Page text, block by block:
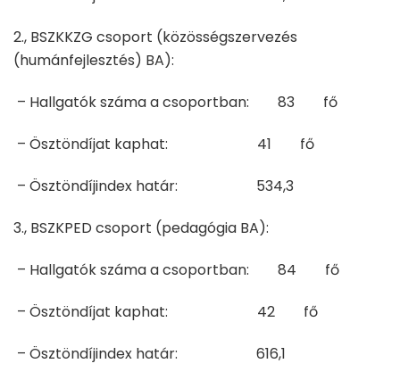
2., BSZKKZG csoport (közösségszervezés
(humánfejlesztés) BA):
– Hallgatók száma a csoportban: 83 fő
– Ösztöndíjat kaphat: 41 fő
– Ösztöndíjindex határ: 534,3
3., BSZKPED csoport (pedagógia BA):
– Hallgatók száma a csoportban: 84 fő
– Ösztöndíjat kaphat: 42 fő
– Ösztöndíjindex határ: 616,1